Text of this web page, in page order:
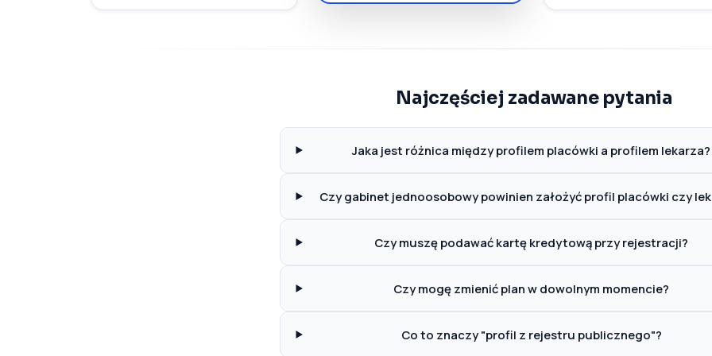
Najczęściej zadawane pytania
Jaka jest różnica między profilem placówki a profilem lekarza?
Czy gabinet jednoosobowy powinien założyć profil placówki czy
Czy muszę podawać kartę kredytową przy rejestracji?
Czy mogę zmienić plan w dowolnym momencie?
Co to znaczy "profil z rejestru publicznego"?